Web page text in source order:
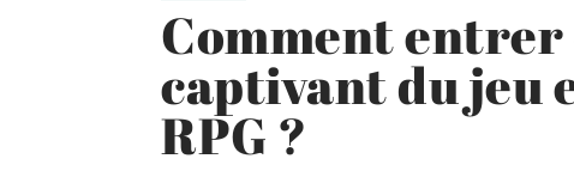
Comment entrer
captivant du jeu
RPG ?